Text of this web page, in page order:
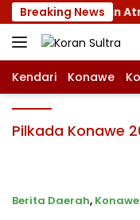
Langsung
ke
konten
Breaking News
XII dengan
Kendari Konawe
Pilkada Konawe
Berita Daerah, Konawe